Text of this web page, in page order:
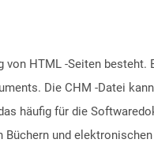
HTML -Seiten besteht.
Die CHM -Datei
häufig für die
und